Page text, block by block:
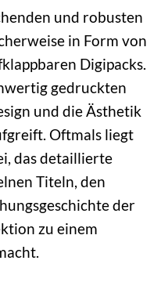
und robusten
in Form von
Digipacks.
gedruckten
und die Ästhetik
Oftmals liegt
das detaillierte
Titeln, den
der
zu einem